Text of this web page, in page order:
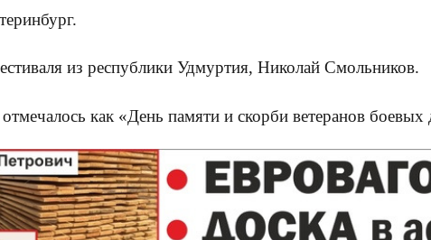
из республики Удмуртия, Николай Смольников.
как «День памяти и скорби ветеранов боевых